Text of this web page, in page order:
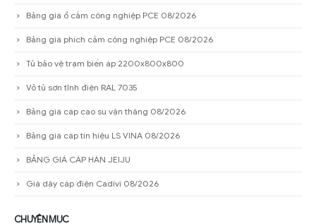
Vỏ tủ điện ngoài trời 1 cánh 2 lớp cửa
Quân Phạm chuyên sản xuất vỏ tủ điện theo yêu cầu
Bảng giá ổ cắm công nghiệp PCE 08/2026
Bảng giá phích cắm công nghiệp PCE 08/2026
Tủ bảo vệ trạm biến áp 2200x800x800
Vỏ tủ sơn tĩnh điện RAL 7035
Bảng giá cáp cao su vận thăng 08/2026
Bảng giá cáp tín hiệu LS VINA 08/2026